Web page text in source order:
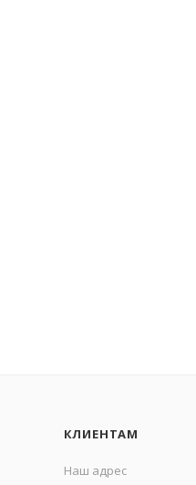
КЛИЕНТАМ
Наш адрес